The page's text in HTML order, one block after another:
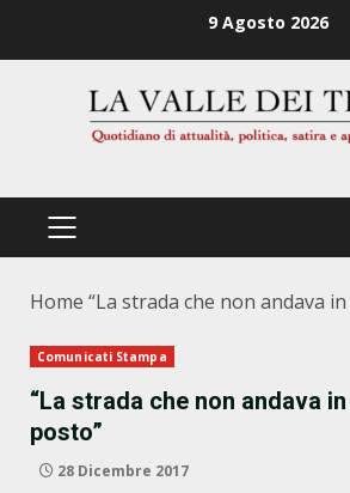
9 Agosto 2026
PRIMÄRES
Home “La strada che non andava
Comunicati Stampa
“La strada che non andava
posto”
28 Dicembre 2017